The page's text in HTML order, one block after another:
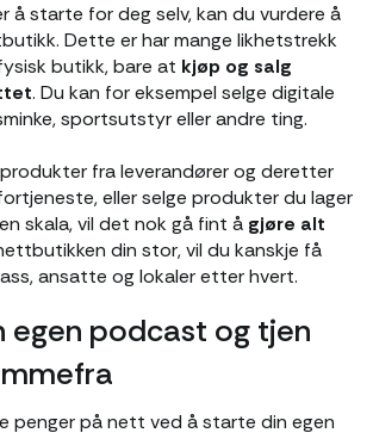
å starte for deg selv, kan du vurdere å
Dette er har mange likhetstrekk
butikk, bare at kjøp og salg
. Du kan for eksempel selge digitale
sportsutstyr eller andre ting.
fra leverandører og deretter
eller selge produkter du lager
skala, vil det nok gå fint å gjøre alt
din stor, vil du kanskje få
ansatte og lokaler etter hvert.
egen podcast og tjen
penger på nett ved å starte din egen